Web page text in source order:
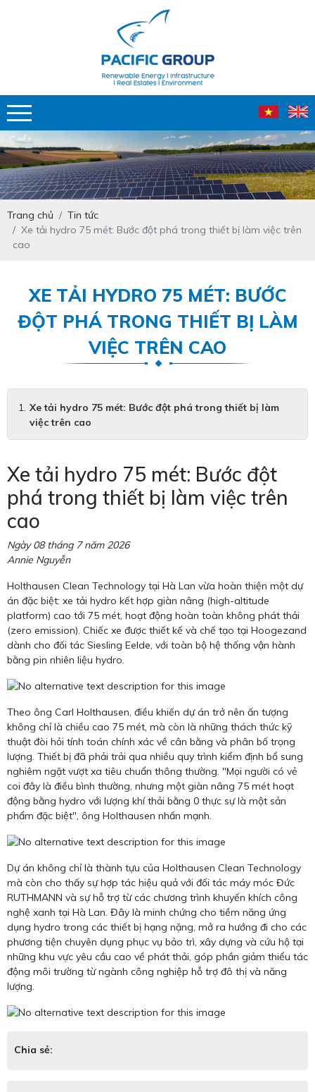
Trang chủ
Tin tức
Xe tải hydro 75 mét: Bước đột phá trong thiết bị làm việc trên
cao
XE TẢI HYDRO 75 MÉT: BƯỚC
ĐỘT PHÁ TRONG THIẾT BỊ LÀM
VIỆC TRÊN CAO
Xe tải hydro 75 mét: Bước đột phá trong thiết bị làm
việc trên cao
Xe tải hydro 75 mét: Bước đột
phá trong thiết bị làm việc trên
cao
Ngày 08 tháng 7 năm 2026
Annie Nguyễn
Holthausen Clean Technology tại Hà Lan vừa hoàn thiện một dự
án đặc biệt: xe tải hydro kết hợp giàn nâng (high-altitude
platform) cao tới 75 mét, hoạt động hoàn toàn không phát thải
(zero emission). Chiếc xe được thiết kế và chế tạo tại Hoogezand
dành cho đối tác Siesling Eelde, với toàn bộ hệ thống vận hành
bằng pin nhiên liệu hydro.
Theo ông Carl Holthausen, điều khiến dự án trở nên ấn tượng
không chỉ là chiều cao 75 mét, mà còn là những thách thức kỹ
thuật đòi hỏi tính toán chính xác về cân bằng và phân bố trọng
lượng. Thiết bị đã phải trải qua nhiều quy trình kiểm định bổ sung
nghiêm ngặt vượt xa tiêu chuẩn thông thường. "Mọi người có vẻ
coi đây là điều bình thường, nhưng một giàn nâng 75 mét hoạt
động bằng hydro với lượng khí thải bằng 0 thực sự là một sản
phẩm đặc biệt", ông Holthausen nhấn mạnh.
Dự án không chỉ là thành tựu của Holthausen Clean Technology
mà còn cho thấy sự hợp tác hiệu quả với đối tác máy móc Đức
RUTHMANN và sự hỗ trợ từ các chương trình khuyến khích công
nghệ xanh tại Hà Lan. Đây là minh chứng cho tiềm năng ứng
dụng hydro trong các thiết bị hạng nặng, mở ra hướng đi cho các
phương tiện chuyên dụng phục vụ bảo trì, xây dựng và cứu hộ tại
những khu vực yêu cầu cao về phát thải, góp phần giảm thiểu tác
động môi trường từ ngành công nghiệp hỗ trợ đô thị và năng
lượng.
Chia sẻ: